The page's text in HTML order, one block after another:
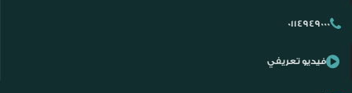
0114949000
فيديو تعريفي